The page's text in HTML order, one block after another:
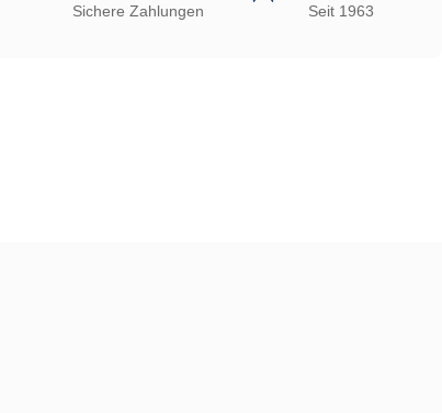
Sichere Zahlungen Seit 1963